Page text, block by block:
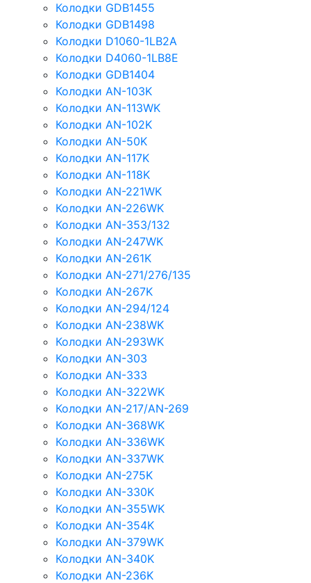
Колодки GDB1455
Колодки GDB1498
Колодки D1060-1LB2A
Колодки D4060-1LB8E
Колодки GDB1404
Колодки AN-103K
Колодки AN-113WK
Колодки AN-102K
Колодки AN-50K
Колодки AN-117K
Колодки AN-118K
Колодки AN-221WK
Колодки AN-226WK
Колодки AN-353/132
Колодки AN-247WK
Колодки AN-261K
Колодки AN-271/276/135
Колодки AN-267K
Колодки AN-294/124
Колодки AN-238WK
Колодки AN-293WK
Колодки AN-303
Колодки AN-333
Колодки AN-322WK
Колодки AN-217/AN-269
Колодки AN-368WK
Колодки AN-336WK
Колодки AN-337WK
Колодки AN-275K
Колодки AN-330K
Колодки AN-355WK
Колодки AN-354K
Колодки AN-379WK
Колодки AN-340K
Колодки AN-236K